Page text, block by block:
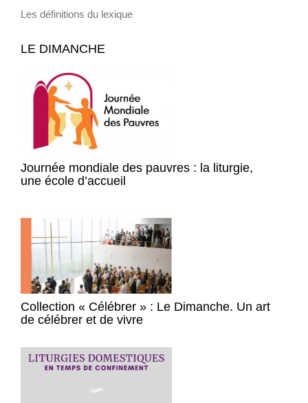
Les définitions du lexique
LE DIMANCHE
Journée mondiale des pauvres : la liturgie,
une école d’accueil
Collection « Célébrer » : Le Dimanche. Un art
de célébrer et de vivre